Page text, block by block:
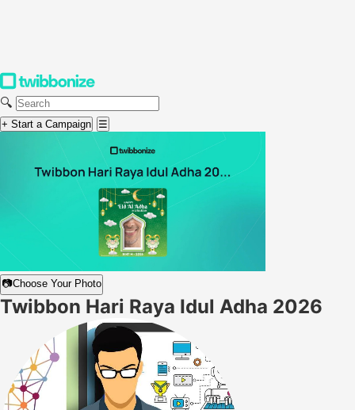
🔍
+ Start a Campaign ☰
📷Choose Your Photo
Twibbon Hari Raya Idul Adha 2026